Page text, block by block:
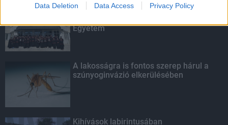
Data Deletion Data Access Privacy Policy
Kecskeméten is szakirányú
Egyetem
A lakosságra is fontos szerep hárul a
szúnyoginvázió elkerülésében
Kihívások labirintusában